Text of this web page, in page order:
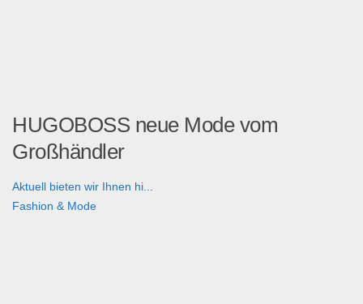
HUGOBOSS neue Mode vom
Großhändler
Aktuell bieten wir Ihnen hi...
Fashion & Mode